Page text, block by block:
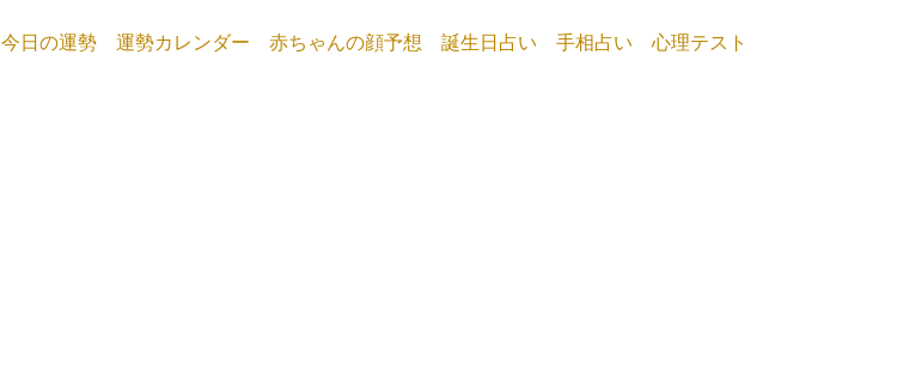
今日の運勢 運勢カレンダー 赤ちゃんの顔予想 誕生日占い 手相占い 心理テスト